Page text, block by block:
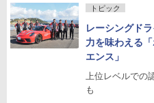
トピック
レーシングド
力を味わえる
エンス」
上位レベルでの
も